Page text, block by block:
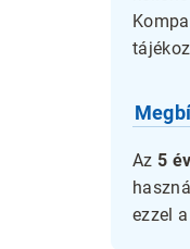
Az 5
ezzel